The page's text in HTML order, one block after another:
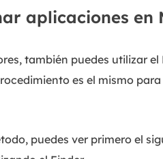
aplicaciones en
también puedes utilizar
es el mismo
puedes ver primero el